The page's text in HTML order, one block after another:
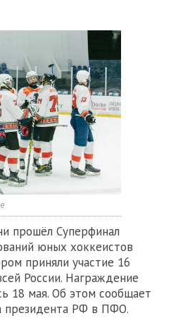
прошёл Суперфинал
юных хоккеистов
приняли участие 16
России. Награждение
18 мая. Об этом сообщает
президента РФ в ПФО.